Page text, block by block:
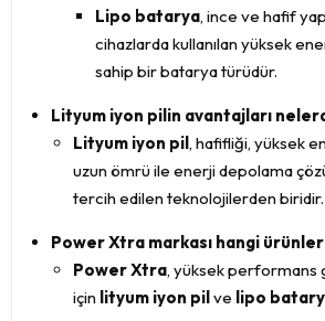
Lipo batarya, ince ve hafif
cihazlarda kullanılan yüksek
sahip bir batarya türüdür.
Lityum iyon pilin avantajları
Lityum iyon pil, hafifliği, yüksek
uzun ömrü ile enerji depolama
tercih edilen teknolojilerden biridir.
Power Xtra markası hangi
Power Xtra, yüksek performans
için lityum iyon pilve lipo